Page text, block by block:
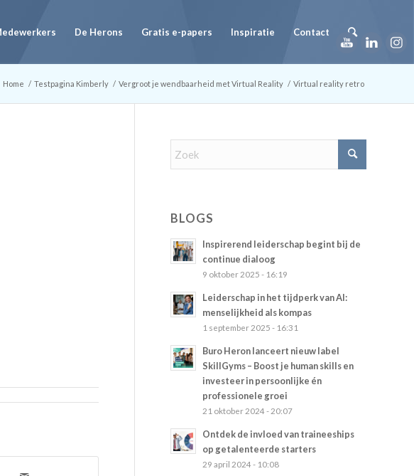
De Herons Gratis e-papers Inspiratie Contact
Home / Testpagina Kimberly / Vergroot je wendbaarheid met Virtual Reality / Virtual reality retro
BLOGS
Inspirerend leiderschap begint bij de
continue dialoog
9 oktober 2025 - 16:19
Leiderschap in het tijdperk van AI:
menselijkheid als kompas
1 september 2025 - 16:31
Buro Heron lanceert nieuw label
SkillGyms – Boost je human skills en
investeer in persoonlijke én
professionele groei
21 oktober 2024 - 20:07
Ontdek de invloed van traineeships
op getalenteerde starters
29 april 2024 - 10:08